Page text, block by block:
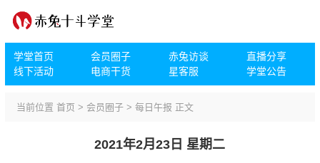
学堂首页 会员圈子 赤兔访谈
直播分享
线下活动
电商干货 星客服 学堂公告
当前位置 首页 > 会员圈子> 每日午报 正文
2021年2月23日 星期二